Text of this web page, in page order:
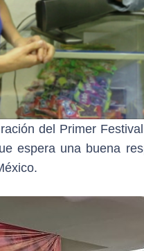
del Primer
espera una buena